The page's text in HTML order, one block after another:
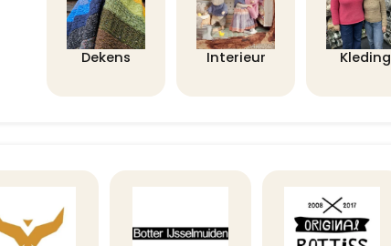
Dekens Interieur Kleding